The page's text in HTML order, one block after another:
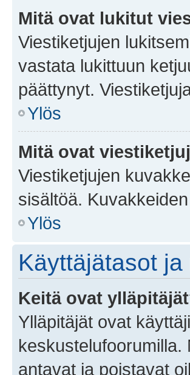
Mitä ovat lukitut
Viestiketjujen
vastata lukittuun
päättynyt.
Ylös
Mitä ovat
Viestiketjujen
sisältöä.
Ylös
Käyttäjätasot ja
Keitä ovat
Ylläpitäjät ovat
antavat ja poistavat